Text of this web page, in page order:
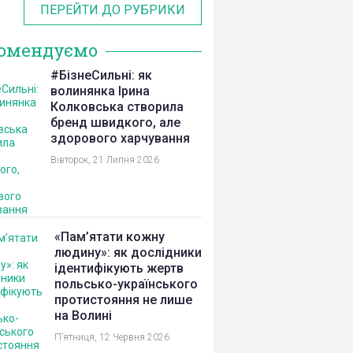
ПЕРЕЙТИ ДО РУБРИКИ
#БізнеСильні: як
волинянка Ірина
Колковська створила
бренд швидкого, але
здорового харчування
Вівторок, 21 Липня 2026
«Пам’ятати кожну
людину»: як дослідники
ідентифікують жертв
польсько-українського
протистояння не лише
на Волині
П’ятниця, 12 Червня 2026